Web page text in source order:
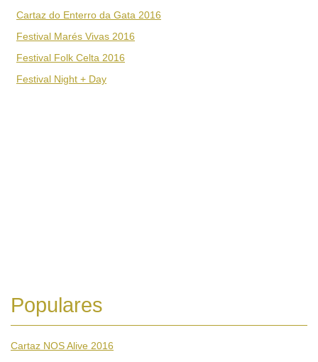
Cartaz do Enterro da Gata 2016
Festival Marés Vivas 2016
Festival Folk Celta 2016
Festival Night + Day
Populares
Cartaz NOS Alive 2016